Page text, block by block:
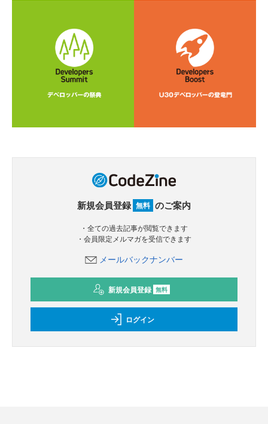
新規会員登録 無料 のご案内
・全ての過去記事が閲覧できます
・会員限定メルマガを受信できます
メールバックナンバー
新規会員登録 無料
ログイン